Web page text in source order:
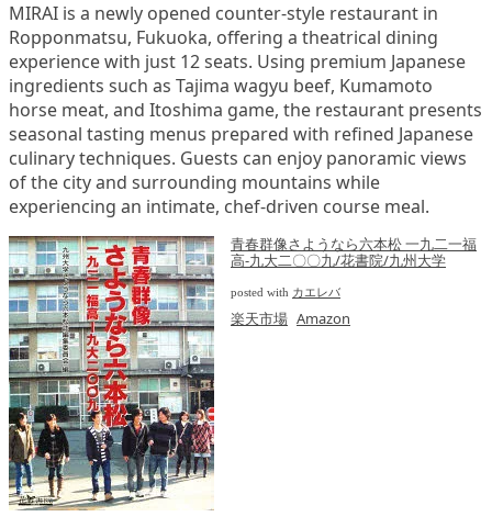
MIRAI is a newly opened counter-style restaurant in
Ropponmatsu, Fukuoka, offering a theatrical dining
experience with just 12 seats. Using premium Japanese
ingredients such as Tajima wagyu beef, Kumamoto
horse meat, and Itoshima game, the restaurant presents
seasonal tasting menus prepared with refined Japanese
culinary techniques. Guests can enjoy panoramic views
of the city and surrounding mountains while
experiencing an intimate, chef-driven course meal.
青春群像さようなら六本松 一九二一福
高-九大二〇〇九/花書院/九州大学
posted with カエレバ
楽天市場 Amazon